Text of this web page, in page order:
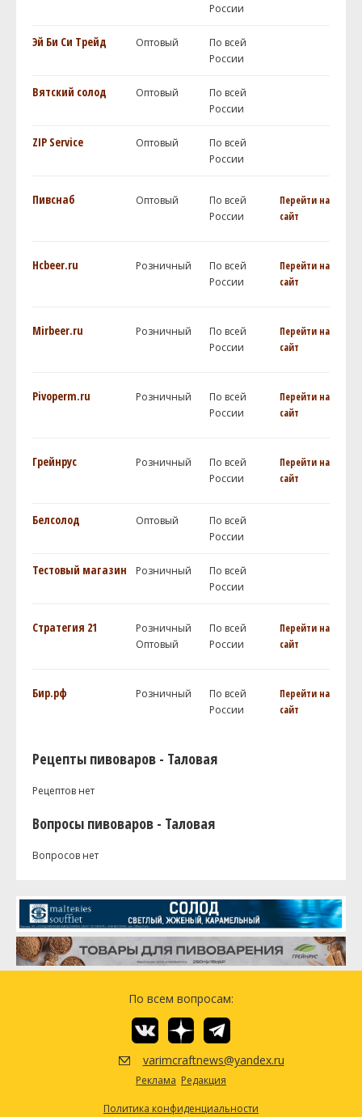
России
Эй Би Си Трейд Оптовый
По всей
России
Вятский солод Оптовый
По всей
России
ZIP Service Оптовый
По всей
России
Пивснаб Оптовый
По всей
России
Перейти на
сайт
Hcbeer.ru Розничный
По всей
России
Перейти на
сайт
Mirbeer.ru Розничный
По всей
России
Перейти на
сайт
Pivoperm.ru Розничный
По всей
России
Перейти на
сайт
Грейнрус Розничный
По всей
России
Перейти на
сайт
Белсолод Оптовый
По всей
России
Тестовый магазин Розничный
По всей
России
Стратегия 21
Розничный
Оптовый
По всей
России
Перейти на
сайт
Бир.рф Розничный
По всей
России
Перейти на
сайт
Рецепты пивоваров - Таловая
Рецептов нет
Вопросы пивоваров - Таловая
Вопросов нет
По всем вопросам:
varimcraftnews@yandex.ru
Реклама Редакция
Политика конфиденциальности